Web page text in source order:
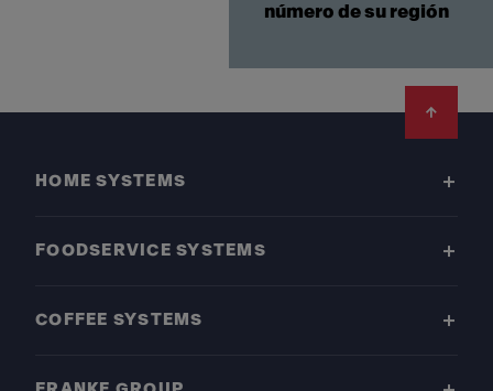
número de su región
HOME SYSTEMS
FOODSERVICE SYSTEMS
COFFEE SYSTEMS